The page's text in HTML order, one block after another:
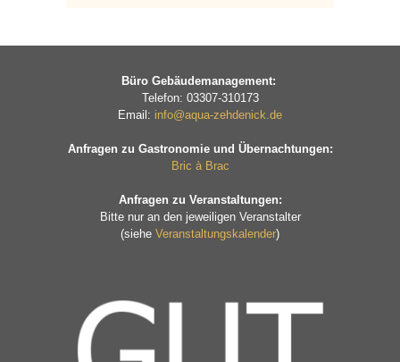
Büro Gebäudemanagement:
Telefon: 03307-310173
Email: info@aqua-zehdenick.de
Anfragen zu Gastronomie und Übernachtungen:
Bric à Brac
Anfragen zu Veranstaltungen:
Bitte nur an den jeweiligen Veranstalter
(siehe Veranstaltungskalender)